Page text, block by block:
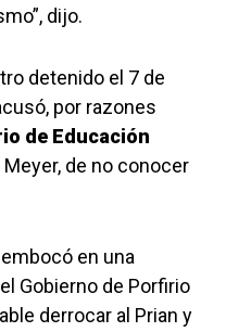
dijo.
detenido el 7 de
por razones
de Educación
Meyer, de no conocer
en una
Gobierno de Porfirio
derrocar al Prian y